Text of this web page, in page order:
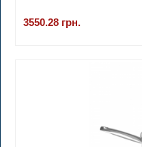
3550.28 грн.